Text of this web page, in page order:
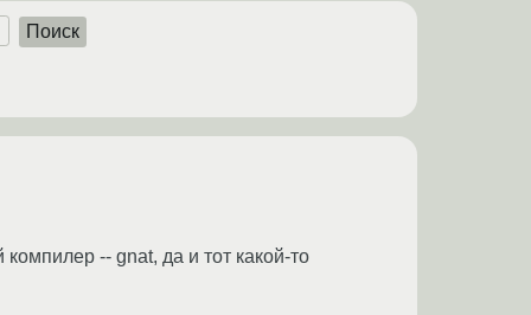
Поиск
-- gnat, да и тот какой-то